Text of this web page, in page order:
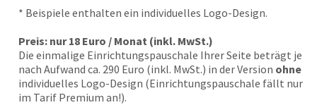
* Beispiele enthalten ein individuelles Logo-Design.
Preis: nur 18 Euro / Monat (inkl. MwSt.)
Die einmalige Einrichtungspauschale Ihrer Seite beträgt je
nach Aufwand ca. 290 Euro (inkl. MwSt.) in der Version ohne
individuelles Logo-Design (Einrichtungspauschale fällt nur
im Tarif Premium an!).